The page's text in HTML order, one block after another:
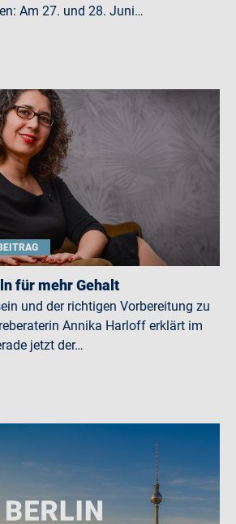
Am 27. und 28. Juni…
für mehr Gehalt
und der richtigen Vorbereitung zu
Annika Harloff erklärt im
jetzt der…